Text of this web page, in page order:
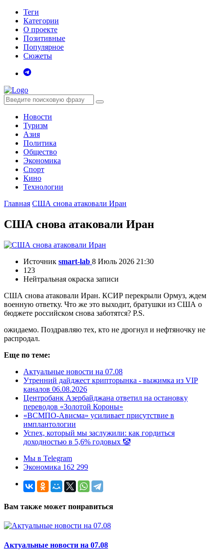
Теги
Категории
О проекте
Позитивные
Популярное
Сюжеты
Новости
Туризм
Азия
Политика
Общество
Экономика
Спорт
Кино
Технологии
Главная США снова атаковали Иран
США снова атаковали Иран
Источник smart-lab 8 Июль 2026 21:30
123
Нейтральная окраска записи
США снова атаковали Иран. КСИР перекрыли Ормуз, ждем
военную ответку. Что же это выходит, братушки из США о
бюджете российском снова заботятся? P.S.
ожидаемо. Поздравляю тех, кто не дрогнул и нефтяночку не
распродал.
Еще по теме:
Актуальные новости на 07.08
Утренний дайджест крипторынка - выжимка из VIP
каналов 06.08.2026
Центробанк Азербайджана ответил на остановку
переводов «Золотой Короны»
«ВСМПО-Ависма» усиливает присутствие в
имплантологии
Успех, который мы заслужили: как гордиться
доходностью в 5,6% годовых 🤡
Мы в Telegram
Экономика 162 299
Вам также может понравиться
Актуальные новости на 07.08